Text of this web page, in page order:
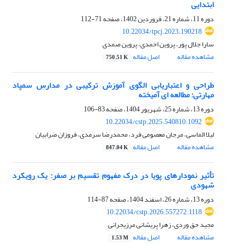
ابتدایی
دوره 11، شماره 21، فروردین 1402، صفحه
71-112
10.22034/tpcj.2023.190218
سارا جلال پور، پروین احمدی، پروین صمدی
مشاهده مقاله
اصل مقاله 750.51 K
طراحی و اعتباریابی الگوی آموزش ترکیبی در مدارس سمپاد
مهارتی: مطالعه ای آمیخته
دوره 13، شماره 25، شهریور 1404، صفحه
83-106
10.22034/cstp.2025.540810.1092
لیلا الماسی، مرجان معصومی فرد، محمدرضا سرمدی، فروزان ضرابیان
مشاهده مقاله
اصل مقاله 847.04 K
تأثیر نمودارهای پویا در درک مفهوم تقسیم بر صفر: یک رویکرد
شهودی
دوره 13، شماره 26، اسفند 1404، صفحه
87-114
10.22034/cstp.2026.557272.1118
مجید حق وردی، زهرا پریشانی مرزیجرانی
مشاهده مقاله
اصل مقاله 1.53 M